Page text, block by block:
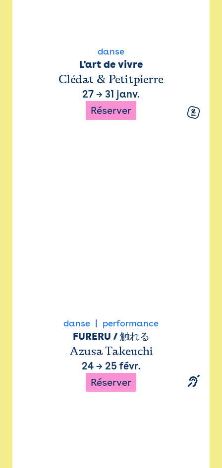
danse
L'art de vivre
Clédat & Petitpierre
27 → 31 janv.
Réserver
danse performance
FURERU / 触れる
Azusa Takeuchi
24→ 25 févr.
Réserver